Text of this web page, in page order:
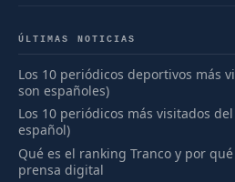
ÚLTIMAS NOTICIAS
Los 10 periódicos deportivos más
son españoles)
Los 10 periódicos más visitados
español)
Qué es el ranking Tranco y por
prensa digital